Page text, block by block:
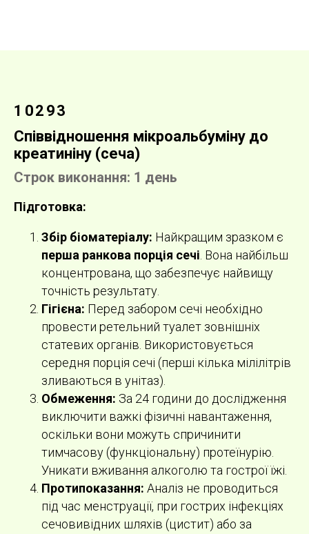
10293
Співвідношення мікроальбуміну до
креатиніну (сеча)
Строк виконання: 1 день
Підготовка:
Збір біоматеріалу: Найкращим зразком є
перша ранкова порція сечі. Вона найбільш
концентрована, що забезпечує найвищу
точність результату.
Гігієна: Перед забором сечі необхідно
провести ретельний туалет зовнішніх
статевих органів. Використовується
середня порція сечі (перші кілька мілілітрів
зливаються в унітаз).
Обмеження: За 24 години до дослідження
виключити важкі фізичні навантаження,
оскільки вони можуть спричинити
тимчасову (функціональну) протеїнурію.
Уникати вживання алкоголю та гострої їжі.
Протипоказання: Аналіз не проводиться
під час менструації, при гострих інфекціях
сечовивідних шляхів (цистит) або за